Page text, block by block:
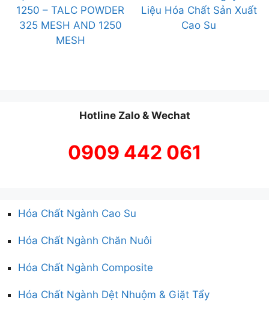
1250 – TALC POWDER
325 MESH AND 1250
MESH
Liệu Hóa Chất Sản Xuất
Cao Su
Hotline Zalo & Wechat
0909 442 061
Hóa Chất Ngành Cao Su
Hóa Chất Ngành Chăn Nuôi
Hóa Chất Ngành Composite
Hóa Chất Ngành Dệt Nhuộm & Giặt Tẩy